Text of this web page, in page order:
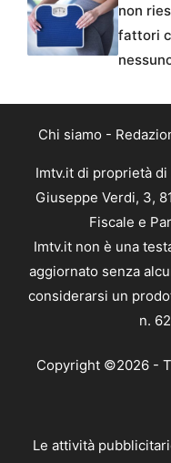
non
fattori
Chi siamo -
Imtv.it di proprietà di
Giuseppe Verdi, 3,
Fiscale e
Imtv.it non è una
aggiornato senza
considerarsi un
n.
Copyright ©2026 -
Le attività